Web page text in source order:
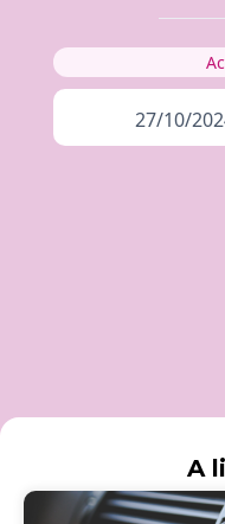
27/10/
A